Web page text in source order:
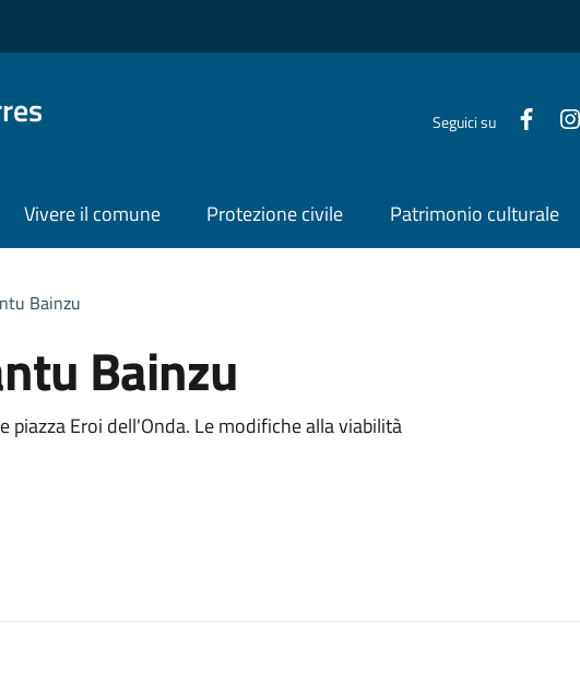
Seguici su
Vivere il comune Protezione civile Patrimonio culturale
Bainzu
Bainzu
piazza Eroi dell'Onda. Le modifiche alla viabilità